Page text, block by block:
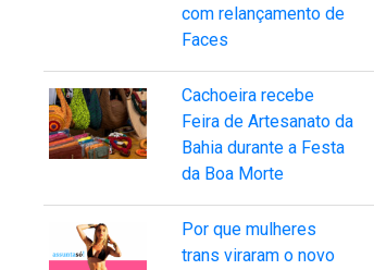
com relançamento de
Faces
Cachoeira recebe
Feira de Artesanato da
Bahia durante a Festa
da Boa Morte
Por que mulheres
trans viraram o novo